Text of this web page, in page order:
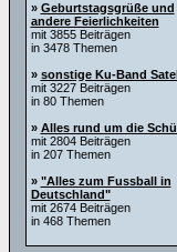
» Geburtstagsgrüße und
andere Feierlichkeiten
mit 3855 Beiträgen
in 3478 Themen
» sonstige Ku-Band
mit 3227 Beiträgen
in 80 Themen
» Alles rund um die
mit 2804 Beiträgen
in 207 Themen
» "Alles zum Fussball in
Deutschland"
mit 2674 Beiträgen
in 468 Themen